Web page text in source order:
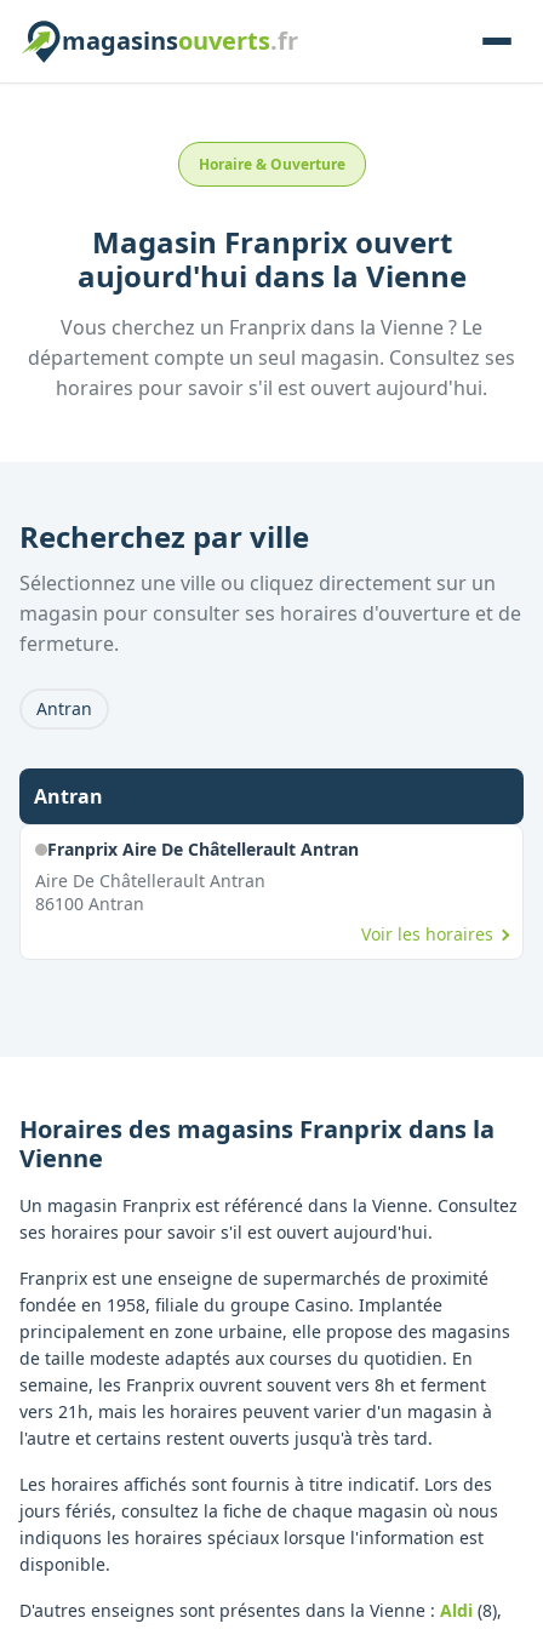
magasinsouverts.fr
Horaire & Ouverture
Magasin Franprixouvert
aujourd'hui dans la Vienne
Vous cherchez un Franprix dans la Vienne? Le
département compte un seul magasin. Consultez ses
horaires pour savoir s'il est ouvert aujourd'hui.
Recherchez par ville
Sélectionnez une ville ou cliquez directement sur un
magasin pour consulter ses horaires d'ouverture et de
fermeture.
Antran
Antran
Franprix Aire De Châtellerault Antran
Aire De Châtellerault Antran
86100 Antran
Voir les horaires
Horaires des magasins Franprix dans la
Vienne
Un magasin Franprix est référencé dans la Vienne. Consultez
ses horaires pour savoir s'il est ouvert aujourd'hui.
Franprix est une enseigne de supermarchés de proximité
fondée en 1958, filiale du groupe Casino. Implantée
principalement en zone urbaine, elle propose des magasins
de taille modeste adaptés aux courses du quotidien. En
semaine, les Franprix ouvrent souvent vers 8h et ferment
vers 21h, mais les horaires peuvent varier d'un magasin à
l'autre et certains restent ouverts jusqu'à très tard.
Les horaires affichés sont fournis à titre indicatif. Lors des
jours fériés, consultez la fiche de chaque magasin où nous
indiquons les horaires spéciaux lorsque l'information est
disponible.
D'autres enseignes sont présentes dans la Vienne : Aldi (8),